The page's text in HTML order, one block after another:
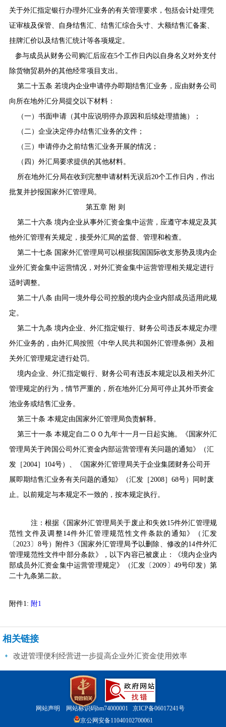
关于外汇指定银行办理外汇业务的有关管理要求，包括会计处理凭
证审核及保管、自身结售汇、结售汇综合头寸、大额结售汇备案、
挂牌汇价以及结售汇统计等各项规定。
参与成员从财务公司购汇后应在5个工作日内以自身名义对外支付
除货物贸易外的其他经常项目支出。
第二十五条 若境内企业申请停办即期结售汇业务，应由财务公司
向所在地外汇分局提交以下材料：
（一）书面申请（其中应说明停办原因和后续处理措施）；
（二）企业决定停办结售汇业务的文件；
（三）申请停办之前结售汇业务开展的情况；
（四）外汇局要求提供的其他材料。
所在地外汇分局在收到完整申请材料无误后20个工作日内，作出
批复并抄报国家外汇管理局。
第五章 附 则
第二十六条 境内企业从事外汇资金集中运营，应遵守本规定及其
他外汇管理有关规定，接受外汇局的监督、管理和检查。
第二十七条 国家外汇管理局可以根据我国国际收支形势及境内企
业外汇资金集中运营情况，对外汇资金集中运营管理相关规定进行
适时调整。
第二十八条 由同一境外母公司控股的境内企业内部成员适用此规
定。
第二十九条 境内企业、外汇指定银行、财务公司违反本规定办理
外汇业务的，由外汇局按照《中华人民共和国外汇管理条例》及相
关外汇管理规定进行处罚。
境内企业、外汇指定银行、财务公司有违反本规定以及相关外汇
管理规定的行为，情节严重的，所在地外汇分局可停止其外币资金
池业务或结售汇业务。
第三十条 本规定由国家外汇管理局负责解释。
第三十一条 本规定自二ＯＯ九年十一月一日起实施。《国家外汇
管理局关于跨国公司外汇资金内部运营管理有关问题的通知》（汇
发［ 2004］ 104号）、《国家外汇管理局关于企业集团财务公司开
展即期结售汇业务有关问题的通知》（汇发［ 2008］ 68号）同时废
止。以前规定与本规定不一致的，按本规定执行。
注：根据《国家外汇管理局关于废止和失效15件外汇管理规
范性文件及调整14件外汇管理规范性文件条款的通知》（汇发
〔2023〕8号）附件3《国家外汇管理局予以删除、修改的14件外汇
管理规范性文件中部分条款》，以下内容已被废止：《境内企业内
部成员外汇资金集中运营管理规定》（汇发〔2009〕49号印发）第
二十九条第二款。
附件1: 附1
相关链接
改进管理便利经营进一步提高企业外汇资金使用效率
网站声明 网站标识码bm74000001 京ICP备06017241号
京公网安备11040102700061